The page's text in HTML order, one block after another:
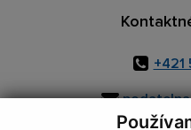
+421